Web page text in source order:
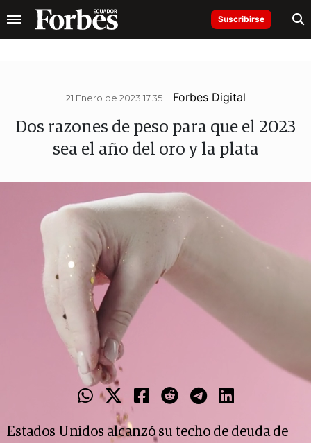
Suscribirse
21 Enero de 2023 17.35 Forbes Digital
Dos razones de peso para que el 2023
sea el año del oro y la plata
hucha, oro, dinero
Estados Unidos alcanzó su techo de deuda de